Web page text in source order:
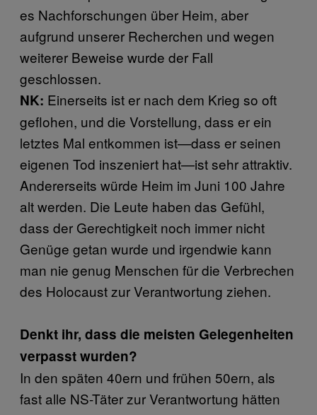
es Nachforschungen über Heim, aber
aufgrund unserer Recherchen und wegen
weiterer Beweise wurde der Fall
geschlossen.
NK: Einerseits ist er nach dem Krieg so oft
geflohen, und die Vorstellung, dass er ein
letztes Mal entkommen ist—dass er seinen
eigenen Tod inszeniert hat—ist sehr attraktiv.
Andererseits würde Heim im Juni 100 Jahre
alt werden. Die Leute haben das Gefühl,
dass der Gerechtigkeit noch immer nicht
Genüge getan wurde und irgendwie kann
man nie genug Menschen für die Verbrechen
des Holocaust zur Verantwortung ziehen.
Denkt ihr, dass die meisten Gelegenheiten
verpasst wurden?
In den späten 40ern und frühen 50ern, als
fast alle NS-Täter zur Verantwortung hätten